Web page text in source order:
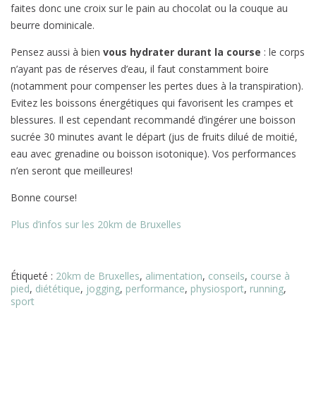
faites donc une croix sur le pain au chocolat ou la couque au
beurre dominicale.
Pensez aussi à bien vous hydrater durant la course : le corps
n’ayant pas de réserves d’eau, il faut constamment boire
(notamment pour compenser les pertes dues à la transpiration).
Evitez les boissons énergétiques qui favorisent les crampes et
blessures. Il est cependant recommandé d’ingérer une boisson
sucrée 30 minutes avant le départ (jus de fruits dilué de moitié,
eau avec grenadine ou boisson isotonique). Vos performances
n’en seront que meilleures!
Bonne course!
Plus d’infos sur les 20km de Bruxelles
Étiqueté : 20km de Bruxelles, alimentation, conseils, course à
pied, diététique, jogging, performance, physiosport, running,
sport